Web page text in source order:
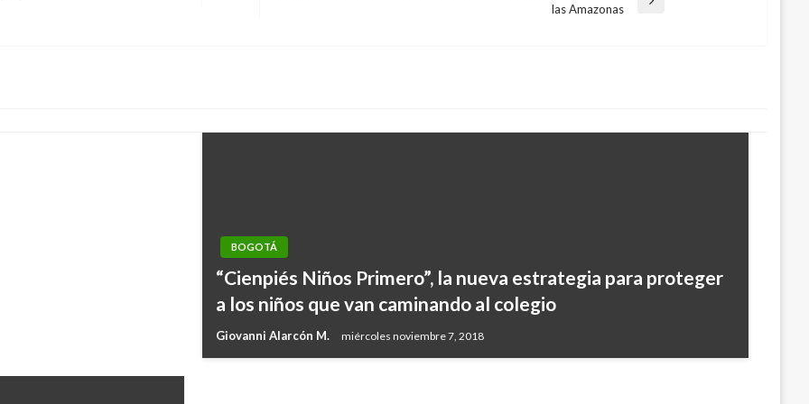
las Amazonas
BOGOTÁ
“Cienpiés Niños Primero”, la nueva estrategia para proteger
a los niños que van caminando al colegio
Giovanni Alarcón M. miércoles noviembre 7, 2018
Transmilenio: capturados dos sujetos con una granada de
fragmentación en estación Ricaurte